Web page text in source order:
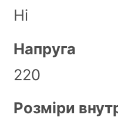
Ні
Напруга
220
Розміри